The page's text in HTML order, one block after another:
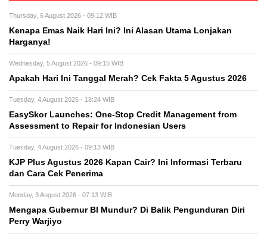
Thursday, 6 August 2026 - 09:12 WIB
Kenapa Emas Naik Hari Ini? Ini Alasan Utama Lonjakan
Harganya!
Wednesday, 5 August 2026 - 09:15 WIB
Apakah Hari Ini Tanggal Merah? Cek Fakta 5 Agustus 2026
Tuesday, 4 August 2026 - 18:24 WIB
EasySkor Launches: One-Stop Credit Management from
Assessment to Repair for Indonesian Users
Tuesday, 4 August 2026 - 09:13 WIB
KJP Plus Agustus 2026 Kapan Cair? Ini Informasi Terbaru
dan Cara Cek Penerima
Monday, 3 August 2026 - 07:13 WIB
Mengapa Gubernur BI Mundur? Di Balik Pengunduran Diri
Perry Warjiyo